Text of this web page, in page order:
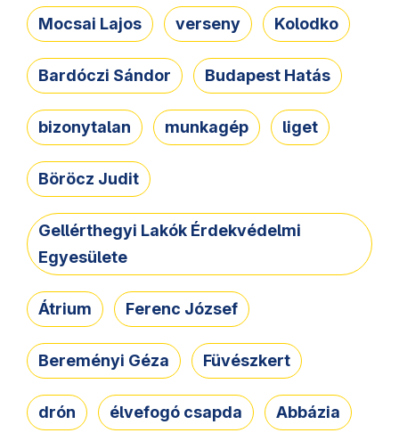
Mocsai Lajos verseny Kolodko
Bardóczi Sándor Budapest Hatás
bizonytalan munkagép liget
Böröcz Judit
Gellérthegyi Lakók Érdekvédelmi
Egyesülete
Átrium Ferenc József
Bereményi Géza Füvészkert
drón élvefogó csapda Abbázia